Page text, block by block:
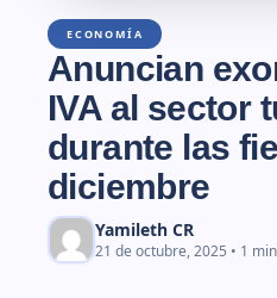
ECONOMÍA
Anuncian
IVA al sector
durante las
diciembre
Yamileth CR
21 de octubre, 2025 • 1